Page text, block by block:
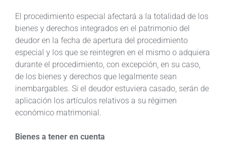
El procedimiento especial afectará a la totalidad de los
bienes y derechos integrados en el patrimonio del
deudor en la fecha de apertura del procedimiento
especial y los que se reintegren en el mismo o adquiera
durante el procedimiento, con excepción, en su caso,
de los bienes y derechos que legalmente sean
inembargables. Si el deudor estuviera casado, serán de
aplicación los artículos relativos a su régimen
económico matrimonial.
Bienes a tener en cuenta